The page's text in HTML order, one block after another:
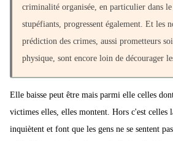
criminalité organisée, en particulier dans
stupéfiants, progressent également. Et les
prédiction des crimes, aussi prometteurs
physique, sont encore loin de décourager
Elle baisse peut être mais parmi elle celles
victimes elles, elles montent. Hors c'est celles
inquiètent et font que les gens ne se sentent